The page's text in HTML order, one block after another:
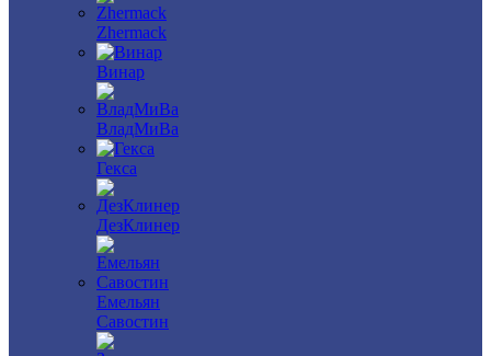
Zhermack
Винар
ВладМиВа
Гекса
ДезКлинер
Емельян
Савостин